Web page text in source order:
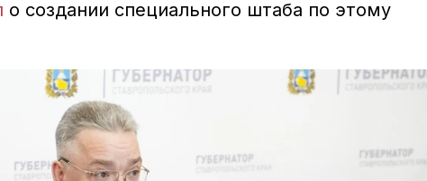
о создании специального штаба по этому